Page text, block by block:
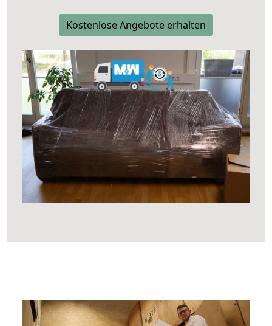
Kostenlose Angebote erhalten